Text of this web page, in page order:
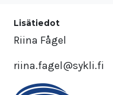
Lisätiedot
Riina Fågel
riina.fagel@sykli.fi